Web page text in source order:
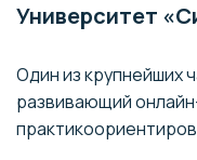
Университет
Один из крупнейших
развивающий